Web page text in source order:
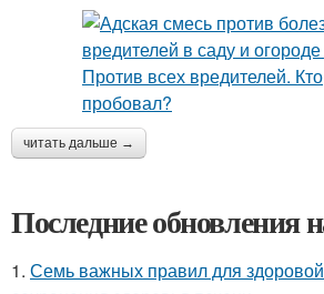
читать дальше →
Последние обновления
1. Семь важных правил для